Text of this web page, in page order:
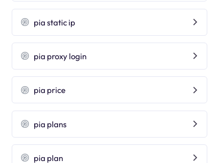
pia static ip
pia proxy login
pia price
pia plans
pia plan